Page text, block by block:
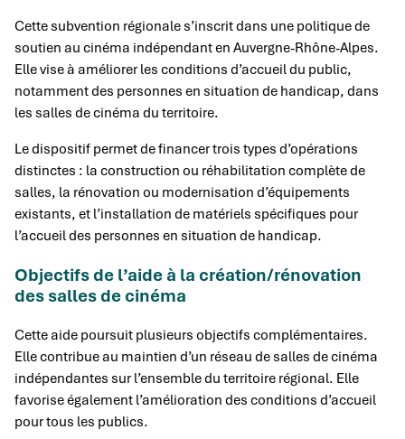
Cette subvention régionale s’inscrit dans une politique de
soutien au cinéma indépendant en Auvergne-Rhône-Alpes.
Elle vise à améliorer les conditions d’accueil du public,
notamment des personnes en situation de handicap, dans
les salles de cinéma du territoire.
Le dispositif permet de financer trois types d’opérations
distinctes : la construction ou réhabilitation complète de
salles, la rénovation ou modernisation d’équipements
existants, et l’installation de matériels spécifiques pour
l’accueil des personnes en situation de handicap.
Objectifs de l’aide à la création/rénovation
des salles de cinéma
Cette aide poursuit plusieurs objectifs complémentaires.
Elle contribue au maintien d’un réseau de salles de cinéma
indépendantes sur l’ensemble du territoire régional. Elle
favorise également l’amélioration des conditions d’accueil
pour tous les publics.